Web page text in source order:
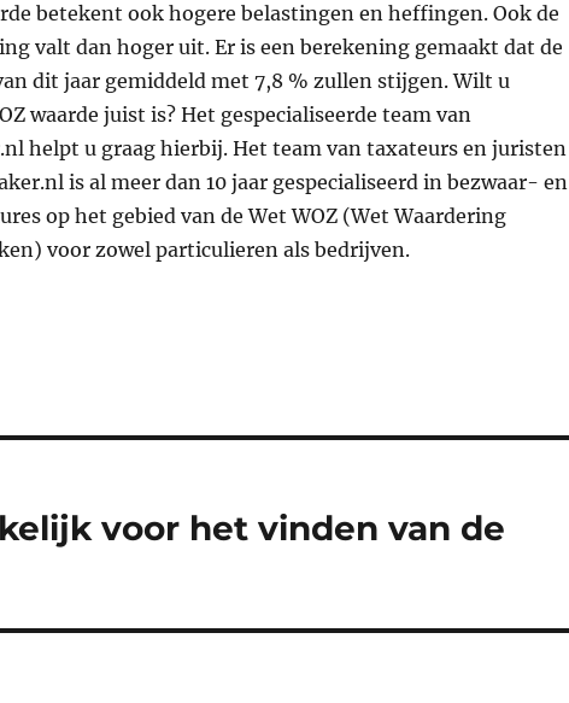
betekent ook hogere belastingen en heffingen. Ook de
valt dan hoger uit. Er is een berekening gemaakt dat de
dit jaar gemiddeld met 7,8 % zullen stijgen. Wilt u
waarde juist is? Het gespecialiseerde team van
helpt u graag hierbij. Het team van taxateurs en juristen
is al meer dan 10 jaar gespecialiseerd in bezwaar- en
op het gebied van de Wet WOZ (Wet Waardering
voor zowel particulieren als bedrijven.
voor het vinden van de